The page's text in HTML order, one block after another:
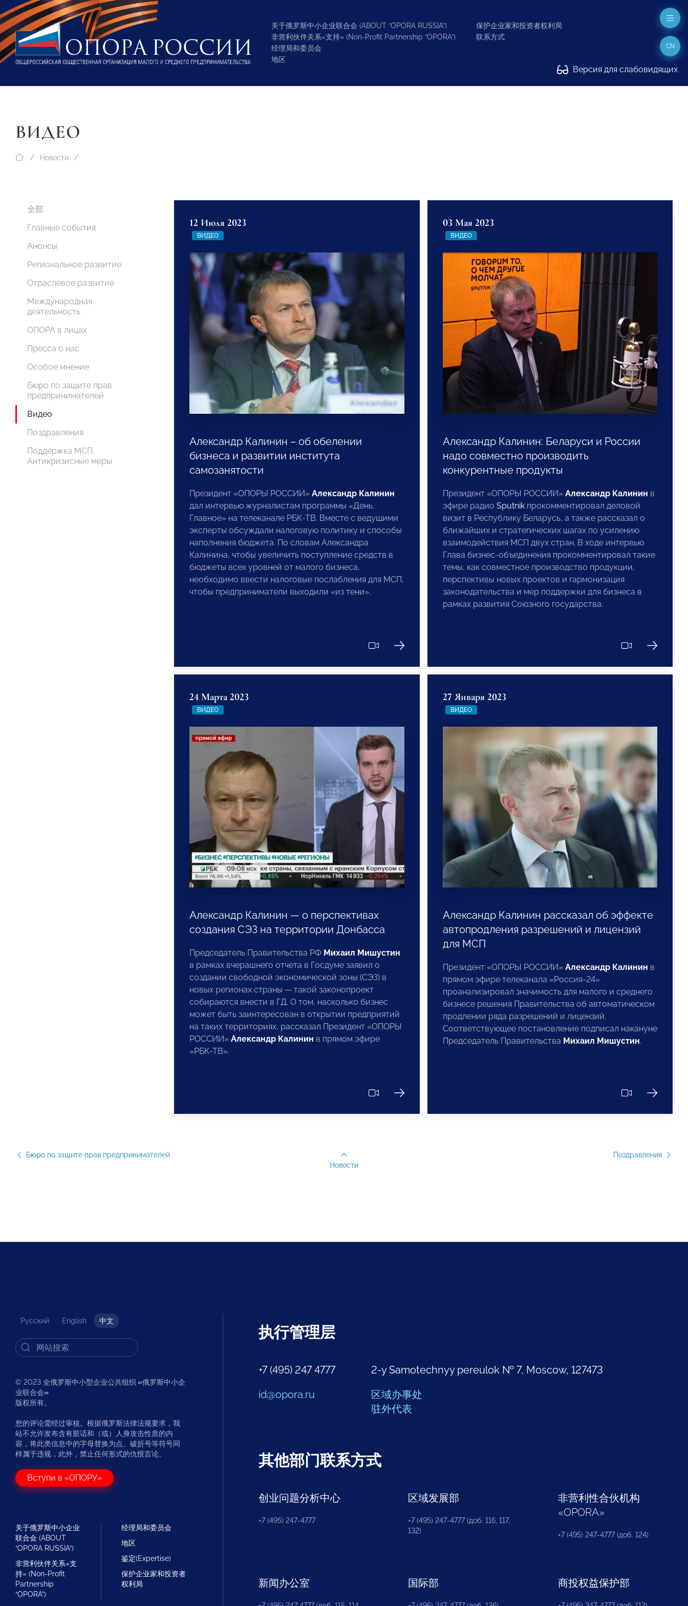
关于俄罗斯中小企业联合会 (ABOUT “OPORA RUSSIA”)
非营利伙伴关系«支持» (Non-Profit Partnership “OPORA”)
经理局和委员会
地区
保护企业家和投资者权利局
联系方式
Версия для слабовидящих
CN
ВИДЕО
Новости
全部
Главные события
Анонсы
Региональное развитие
Отраслевое развитие
Международная
деятельность
ОПОРА в лицах
Пресса о нас
Особое мнение
Бюро по защите прав
предпринимателей
Видео
Поздравления
Поддержка МСП.
Антикризисные меры
12 Июля 2023
ВИДЕО
Александр Калинин – об обелении
бизнеса и развитии института
самозанятости
Президент «ОПОРЫ РОССИИ» Александр Калинин
дал интервью журналистам программы «День.
Главное» на телеканале РБК-ТВ. Вместе с ведущими
эксперты обсуждали налоговую политику и способы
наполнения бюджета. По словам Александра
Калинина, чтобы увеличить поступление средств в
бюджеты всех уровней от малого бизнеса,
необходимо ввести налоговые послабления для МСП,
чтобы предприниматели выходили «из тени».
03 Мая 2023
ВИДЕО
Александр Калинин: Беларуси и России
надо совместно производить
конкурентные продукты
Президент «ОПОРЫ РОССИИ» Александр Калинин в
эфире радио Sputnikпрокомментировал деловой
визит в Республику Беларусь, а также рассказал о
ближайших и стратегических шагах по усилению
взаимодействия МСП двух стран. В ходе интервью
Глава бизнес-объединения прокомментировал такие
темы, как совместное производство продукции,
перспективы новых проектов и гармонизация
законодательства и мер поддержки для бизнеса в
рамках развития Союзного государства.
24 Марта 2023
ВИДЕО
Александр Калинин — о перспективах
создания СЭЗ на территории Донбасса
Председатель Правительства РФ Михаил Мишустин
в рамках вчерашнего отчета в Госдуме заявил о
создании свободной экономической зоны (СЭЗ) в
новых регионах страны — такой законопроект
собираются внести в ГД. О том, насколько бизнес
может быть заинтересован в открытии предприятий
на таких территориях, рассказал Президент «ОПОРЫ
РОССИИ» Александр Калинин в прямом эфире
«РБК-ТВ».
27 Января 2023
ВИДЕО
Александр Калинин рассказал об эффекте
автопродления разрешений и лицензий
для МСП
Президент «ОПОРЫ РОССИИ» Александр Калинин в
прямом эфире телеканала «Россия-24»
проанализировал значимость для малого и среднего
бизнесе решения Правительства об автоматическом
продлении ряда разрешений и лицензий.
Соответствующее постановление подписал накануне
Председатель Правительства Михаил Мишустин.
Бюро по защите прав предпринимателей
Поздравления
Новости
Русский English 中文
© 2023 全俄罗斯中小型企业公共组织 «俄罗斯中小企
业联合会»
版权所有。
您的评论需经过审核。根据俄罗斯法律法规要求，我
站不允许发布含有脏话和（或）人身攻击性质的内
容，将此类信息中的字母替换为点、破折号等符号同
样属于违规，此外，禁止任何形式的仇恨言论。
Вступи в «ОПОРУ»
关于俄罗斯中小企业
联合会 (ABOUT
“OPORA RUSSIA”)
非营利伙伴关系«支
持» (Non-Profit
Partnership
“OPORA”)
经理局和委员会
地区
鉴定(Expertise)
保护企业家和投资者
权利局
执行管理层
+7 (495) 247 4777
id@opora.ru
2-y Samotechnyy pereulok № 7, Moscow, 127473
区域办事处
驻外代表
其他部门联系方式
创业问题分析中心
+7 (495) 247-4777
区域发展部
+7 (495) 247-4777 (доб. 116, 117,
132)
非营利性合伙机构
«OPORA»
+7 (495) 247-4777 (доб. 124)
新闻办公室 国际部 商投权益保护部